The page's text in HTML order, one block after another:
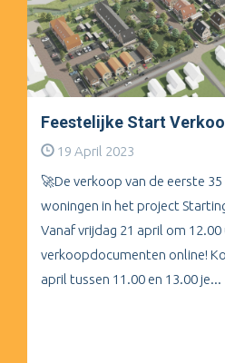
Feestelijke Start
19 April 2023
🚀De verkoop van de eerste
woningen in het project
Vanaf vrijdag 21 april om
verkoopdocumenten online!
april tussen 11.00 en 13.00 je...